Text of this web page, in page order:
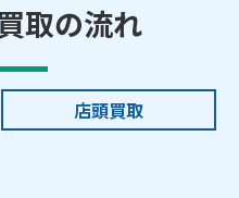
取の流れ
店頭買取